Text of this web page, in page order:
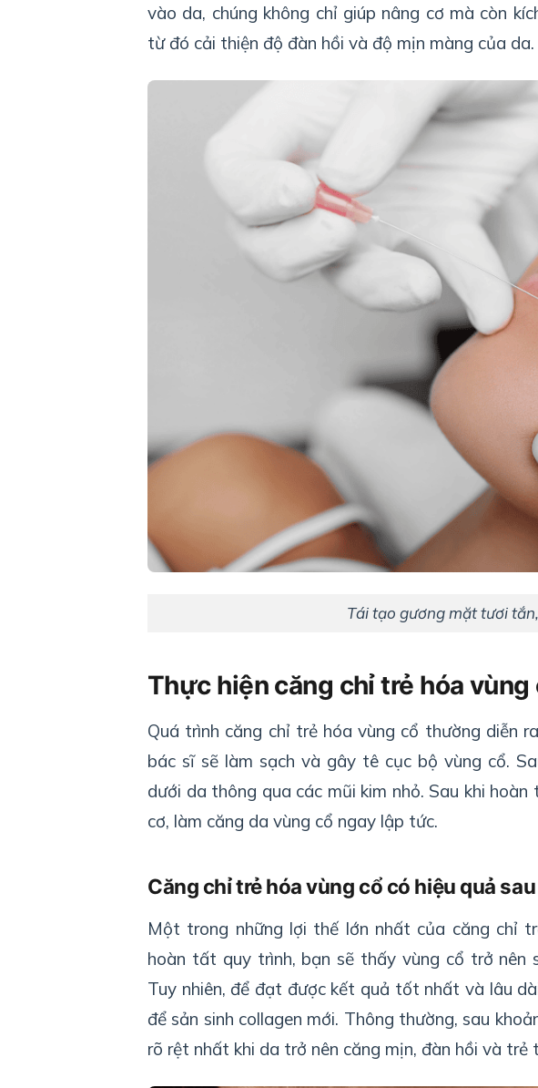
vào da, chúng không chỉ giúp nâng cơ mà còn
từ đó cải thiện độ đàn hồi và độ mịn màng của da.
Tái tạo gương mặt tươi
Thực hiện căng chỉ trẻ hóa vùng
Quá trình căng chỉ trẻ hóa vùng cổ thường diễn
bác sĩ sẽ làm sạch và gây tê cục bộ vùng cổ.
dưới da thông qua các mũi kim nhỏ. Sau khi hoàn
cơ, làm căng da vùng cổ ngay lập tức.
Căng chỉ trẻ hóa vùng cổ có hiệu quả
Một trong những lợi thế lớn nhất của căng chỉ
hoàn tất quy trình, bạn sẽ thấy vùng cổ trở nên
Tuy nhiên, để đạt được kết quả tốt nhất và lâu
để sản sinh collagen mới. Thông thường, sau
rõ rệt nhất khi da trở nên căng mịn, đàn hồi và trẻ